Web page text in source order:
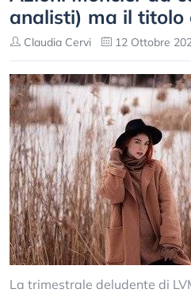
analisti) ma il titolo
Claudia Cervi 12 Ottobre
La trimestrale deludente di